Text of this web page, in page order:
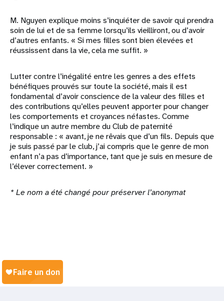
M. Nguyen explique moins s’inquiéter de savoir qui prendra
soin de lui et de sa femme lorsqu’ils vieilliront, ou d’avoir
d’autres enfants. « Si mes filles sont bien élevées et
réussissent dans la vie, cela me suffit. »
Lutter contre l’inégalité entre les genres a des effets
bénéfiques prouvés sur toute la société, mais il est
fondamental d’avoir conscience de la valeur des filles et
des contributions qu’elles peuvent apporter pour changer
les comportements et croyances néfastes. Comme
l’indique un autre membre du Club de paternité
responsable : « avant, je ne rêvais que d’un fils. Depuis que
je suis passé par le club, j’ai compris que le genre de mon
enfant n’a pas d’importance, tant que je suis en mesure de
l’élever correctement. »
* Le nom a été changé pour préserver l’anonymat